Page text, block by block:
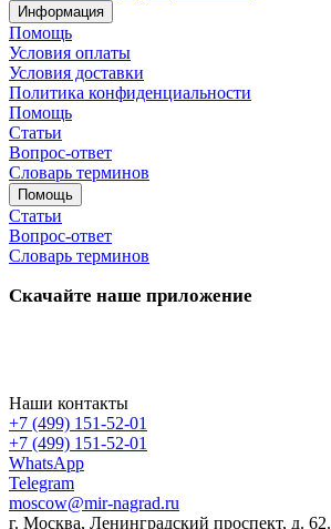
Информация
Помощь
Условия оплаты
Условия доставки
Политика конфиденциальности
Помощь
Статьи
Вопрос-ответ
Словарь терминов
Помощь
Статьи
Вопрос-ответ
Словарь терминов
Скачайте наше приложение
Наши контакты
+7 (499) 151-52-01
+7 (499) 151-52-01
WhatsApp
Telegram
moscow@mir-nagrad.ru
г. Москва, Ленинградский проспект, д. 62.